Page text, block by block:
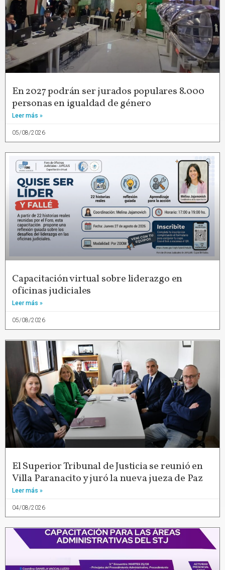
En 2027 podrán ser jurados populares 8.000
personas en igualdad de género
Leer más »
05/08/2026
Capacitación virtual sobre liderazgo en
oficinas judiciales
Leer más »
05/08/2026
El Superior Tribunal de Justicia se reunió en
Villa Paranacito y juró la nueva jueza de Paz
Leer más »
04/08/2026